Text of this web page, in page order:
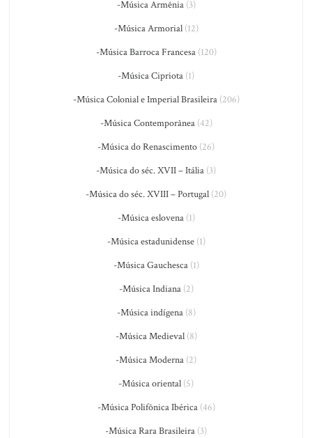
-Música Armênia(3)
-Música Armorial(12)
-Música Barroca Francesa(120)
-Música Cipriota (1)
-Música Colonial e Imperial Brasileira(206)
-Música Contemporânea(42)
-Música do Renascimento (26)
-Música do séc. XVII – Itália (3)
-Música do séc. XVIII – Portugal (20)
-Música eslovena(1)
-Música estadunidense(1)
-Música Gauchesca(1)
-Música Indiana(2)
-Música indígena(8)
-Música Medieval(8)
-Música Moderna (2)
-Música oriental (5)
-Música Polifônica Ibérica(46)
-Música Rara Brasileira (3)